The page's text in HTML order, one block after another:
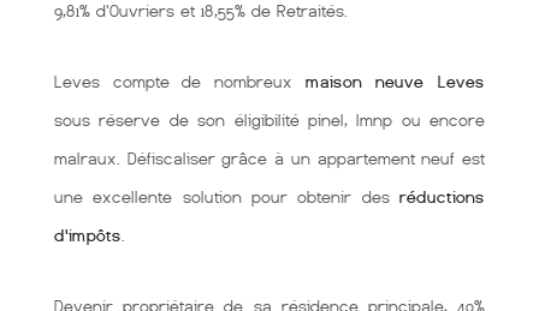
9,81% d'Ouvriers et 18,55% de Retraités.
Leves compte de nombreux maison neuve Leves
sous réserve de son éligibilité pinel, lmnp ou encore
malraux. Défiscaliser grâce à un appartement neuf est
une excellente solution pour obtenir des réductions
d'impôts
Devenir propriétaire de sa résidence principale, 40%